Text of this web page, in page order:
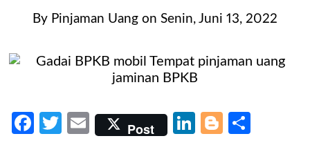
By Pinjaman Uang on Senin, Juni 13, 2022
Facebook
Twitter
EmailPost LinkedIn
Blogger